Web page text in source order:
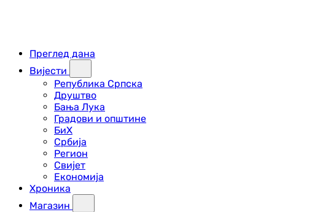
Преглед дана
Вијести
Република Српска
Друштво
Бања Лука
Градови и општине
БиХ
Србија
Регион
Свијет
Економија
Хроника
Магазин